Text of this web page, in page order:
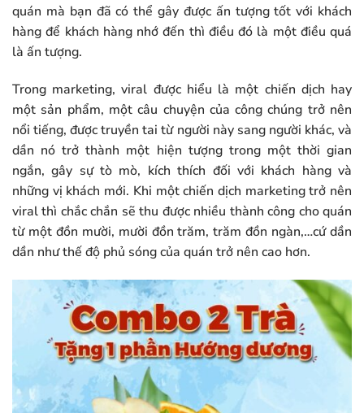
quán mà bạn đã có thể gây được ấn tượng tốt với khách
hàng để khách hàng nhớ đến thì điều đó là một điều quá
là ấn tượng.
Trong marketing, viral được hiểu là một chiến dịch hay
một sản phẩm, một câu chuyện của công chúng trở nên
nổi tiếng, được truyền tai từ người này sang người khác, và
dần nó trở thành một hiện tượng trong một thời gian
ngắn, gây sự tò mò, kích thích đối với khách hàng và
những vị khách mới. Khi một chiến dịch marketing trở nên
viral thì chắc chắn sẽ thu được nhiều thành công cho quán
từ một đồn mười, mười đồn trăm, trăm đồn ngàn,…cứ dần
dần như thế độ phủ sóng của quán trở nên cao hơn.